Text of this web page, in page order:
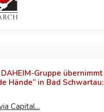
Gruppe
Hände“ in Bad
Capital...